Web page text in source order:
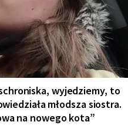
wyjedziemy, to
młodsza siostra.
na nowego kota”